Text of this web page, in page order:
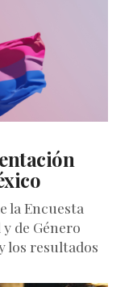
la Encuesta
de Género
los resultados